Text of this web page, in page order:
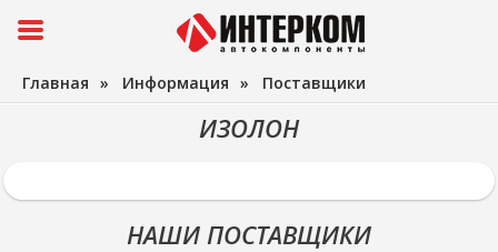
Главная » Информация » Поставщики
ИЗОЛОН
НАШИ ПОСТАВЩИКИ